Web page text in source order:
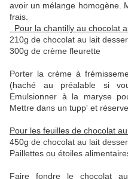
avoir un mélange homogène.
frais.
Pour la chantilly au chocolat
210g de chocolat au lait
300g de crème fleurette
Porter la crème à
(haché au préalable si
Emulsionner à la maryse
Mettre dans un tupp' et
Pour les feuilles de chocolat
450g de chocolat au lait
Paillettes ou étoiles
Faire fondre le chocolat